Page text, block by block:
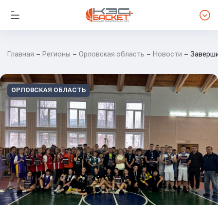
Главная Регионы Орловская область Новости
ОРЛОВСКАЯ ОБЛАСТЬ